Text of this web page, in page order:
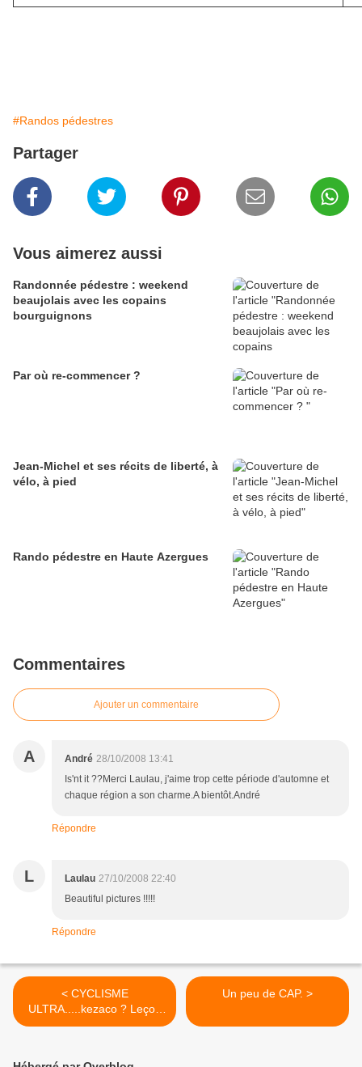
#Randos pédestres
Partager
Vous aimerez aussi
Randonnée pédestre : weekend
beaujolais avec les copains
bourguignons
Par où re-commencer ?
Jean-Michel et ses récits de liberté, à
vélo, à pied
Rando pédestre en Haute Azergues
Commentaires
Ajouter un commentaire
A André 28/10/2008 13:41
Is'nt it ??Merci Laulau, j'aime trop cette période d'automne et
chaque région a son charme.A bientôt.André
Répondre
L Laulau 27/10/2008 22:40
Beautiful pictures !!!!!
Répondre
< CYCLISME
ULTRA.....kezaco ? Leçon
2/A
Un peu de CAP. >